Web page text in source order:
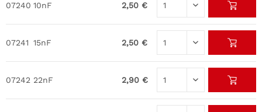
07240 10nF 2,50 €
07241 15nF 2,50 €
07242 22nF 2,90 €